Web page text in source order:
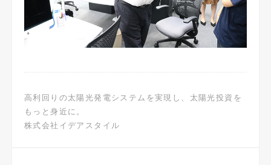
高利回りの太陽光発電システムを実現し、太陽光投資を
もっと身近に。
株式会社イデアスタイル